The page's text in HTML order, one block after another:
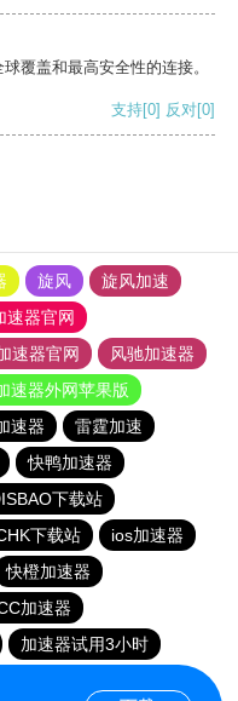
覆盖和最高安全性的连接。
支持[0] 反对[0]
旋风
旋风加速
速器官网
速器官网
风驰加速器
速器外网苹果版
速器
雷霆加速
快鸭加速器
下载站
下载站
ios加速器
快橙加速器
加速器
加速器试用3小时